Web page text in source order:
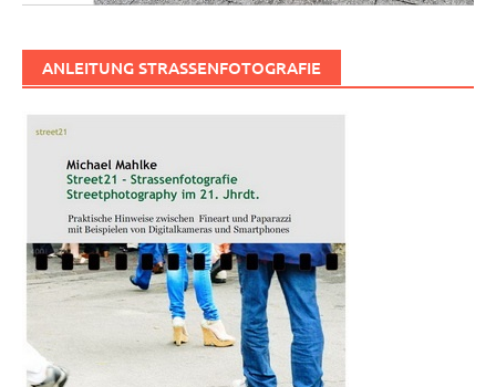
ANLEITUNG STRASSENFOTOGRAFIE